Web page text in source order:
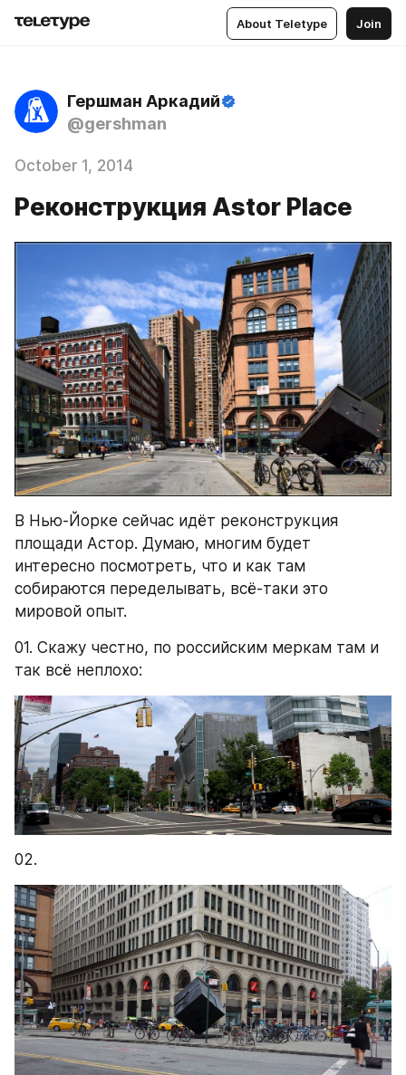
About Teletype Join
Гершман Аркадий
@gershman
October 1, 2014
Реконструкция Astor Place
В Нью-Йорке сейчас идёт реконструкция
площади Астор. Думаю, многим будет
интересно посмотреть, что и как там
собираются переделывать, всё-таки это
мировой опыт.
01. Скажу честно, по российским меркам там и
так всё неплохо:
02.